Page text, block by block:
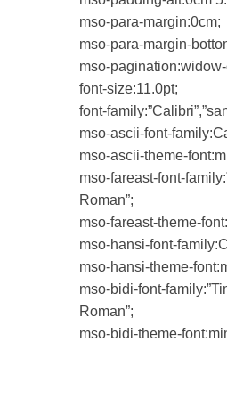
mso-para-margin:0cm;
mso-para-margin-
mso-
font-size:11.0pt;
font-
mso-ascii-font-
mso-ascii-theme-
mso-fareast-font-
Roman”;
mso-fareast-theme-
mso-hansi-font-
mso-hansi-theme-
mso-bidi-font-
Roman”;
mso-bidi-theme-